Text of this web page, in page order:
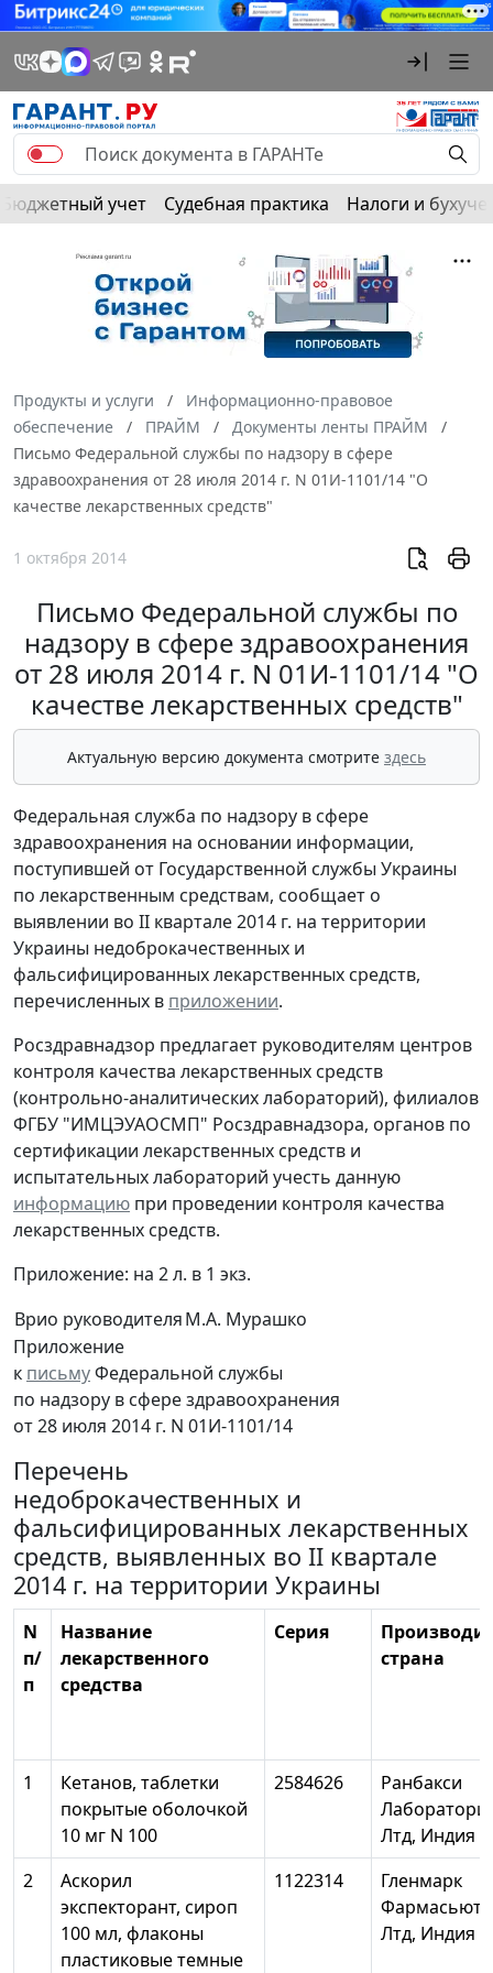
Бюджетный учет Судебная практика Налоги и
Продукты и услуги
Информационно-правовое
обеспечение
ПРАЙМ
Документы ленты ПРАЙМ
Письмо Федеральной службы по надзору в сфере
здравоохранения от 28 июля 2014 г. N 01И-1101/14 "О
качестве лекарственных средств"
1 октября 2014
Письмо Федеральной службы по
надзору в сфере здравоохранения
от 28 июля 2014 г. N 01И-1101/14 "О
качестве лекарственных средств"
Актуальную версию документа смотрите здесь
Федеральная служба по надзору в сфере
здравоохранения на основании информации,
поступившей от Государственной службы Украины
по лекарственным средствам, сообщает о
выявлении во II квартале 2014 г. на территории
Украины недоброкачественных и
фальсифицированных лекарственных средств,
перечисленных в приложении.
Росздравнадзор предлагает руководителям центров
контроля качества лекарственных средств
(контрольно-аналитических лабораторий), филиалов
ФГБУ "ИМЦЭУАОСМП" Росздравнадзора, органов по
сертификации лекарственных средств и
испытательных лабораторий учесть данную
информацию при проведении контроля качества
лекарственных средств.
Приложение: на 2 л. в 1 экз.
Врио руководителяМ.А. Мурашко
Приложение
к письмуФедеральной службы
по надзору в сфере здравоохранения
от 28 июля 2014 г. N 01И-1101/14
Перечень
недоброкачественных и
фальсифицированных лекарственных
средств, выявленных во II квартале
2014 г. на территории Украины
N
п/
п
Название
лекарственного
средства
Серия
страна
1
Кетанов, таблетки
покрытые оболочкой
10 мг N 100
2584626
Ранбакси
Лтд, Индия
2
Аскорил
экспекторант, сироп
100 мл, флаконы
пластиковые темные
1122314
Гленмарк
Лтд, Индия